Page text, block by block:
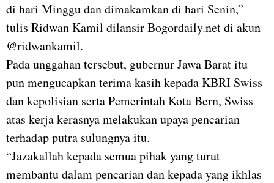
di hari Minggu dan dimakamkan di hari Senin,”
tulis Ridwan Kamil dilansir Bogordaily.net di akun
@ridwankamil.
Pada unggahan tersebut, gubernur Jawa Barat itu
pun mengucapkan terima kasih kepada KBRI Swiss
dan kepolisian serta Pemerintah Kota Bern, Swiss
atas kerja kerasnya melakukan upaya pencarian
terhadap putra sulungnya itu.
“Jazakallah kepada semua pihak yang turut
membantu dalam pencarian dan kepada yang ikhlas